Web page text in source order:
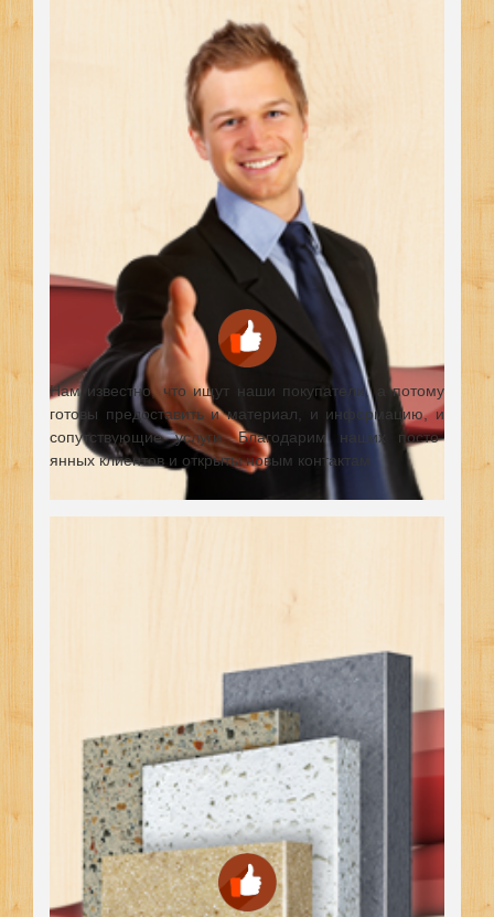
Нам известно, что ищут наши покупатели, а потому
готовы предоставить и материал, и информацию, и
сопутствующие услуги. Благодарим наших посто-
янных клиентов и открыты новым контактам.